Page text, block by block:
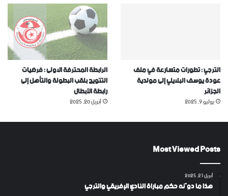
الترجي : تطورات متسارعة في ملف
عودة يوسف البلايلي إلى مولدية
الجزائر
يوليو 9, 2025
الرابطة المحترفة الاولى : فرضيات
التتويج بلقب البطولة والتأهل إلى
رابطة الأبطال
أبريل 20, 2025
Most Viewed Posts
أبريل 21, 2025
هذا ما دوّنه حكم مباراة النادي الإفريقي والترجي